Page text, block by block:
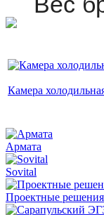
Камера
Армата
Sovital
Проектные решения